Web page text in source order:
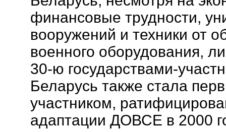
финансовые трудности,
вооружений и техники от
военного оборудования,
30-ю государствами-
Беларусь также стала
участником,
адаптации ДОВСЕ в 2000